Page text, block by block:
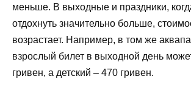
меньше. В выходные и праздники,
отдохнуть значительно больше,
возрастает. Например, в том же
взрослый билет в выходной день
гривен, а детский – 470 гривен.